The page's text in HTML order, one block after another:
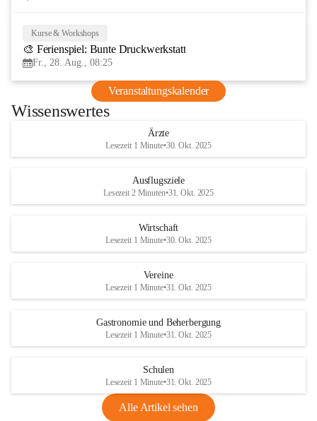
Kurse & Workshops
🎨 Ferienspiel: Bunte Druckwerkstatt
Fr., 28. Aug., 08:25
Veranstaltungskalender
Wissenswertes
Ärzte
Lesezeit 1 Minute•30. Okt. 2025
Ausflugsziele
Lesezeit 2 Minuten•31. Okt. 2025
Wirtschaft
Lesezeit 1 Minute•30. Okt. 2025
Vereine
Lesezeit 1 Minute•31. Okt. 2025
Gastronomie und Beherbergung
Lesezeit 1 Minute•31. Okt. 2025
Schulen
Lesezeit 1 Minute•31. Okt. 2025
Alle Artikel sehen